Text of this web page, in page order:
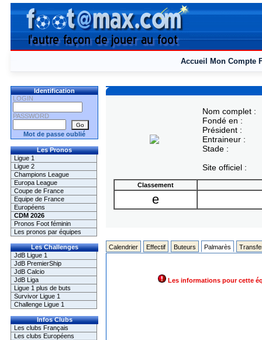
Accueil Mon Compte
Identification
LOGIN
PASSWORD
Mot de passe oublié
Les Pronos
Ligue 1
Ligue 2
Champions League
Europa League
Coupe de France
Equipe de France
Européens
CDM 2026
Pronos Foot féminin
Les pronos par équipes
Les Challenges
JdB Ligue 1
JdB PremierShip
JdB Calcio
JdB Liga
Ligue 1 plus de buts
Survivor Ligue 1
Challenge Ligue 1
Infos Clubs
Les clubs Français
Les clubs Européens
Nom complet :
Fondé en :
Président :
Entraineur :
Stade :
Site officiel :
Classement
e
Calendrier Effectif Buteurs Palmarès
Les informations pour cette